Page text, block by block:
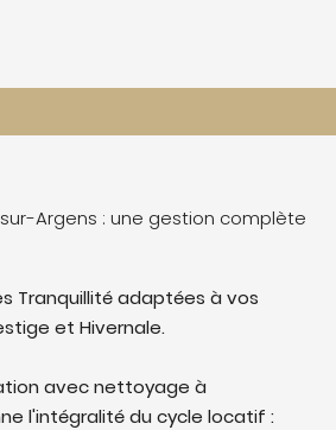
Argens : une gestion complète
Tranquillité adaptées à vos
et Hivernale.
avec nettoyage à
l'intégralité du cycle locatif :